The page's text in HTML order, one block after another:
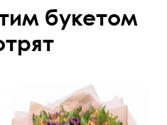
букетом